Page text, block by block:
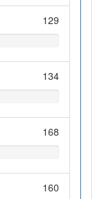
129
134
168
160